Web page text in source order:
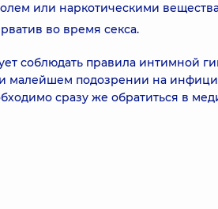
или наркотическими
во время секса.
соблюдать правила интимной
малейшем подозрении на
сразу же обратиться в